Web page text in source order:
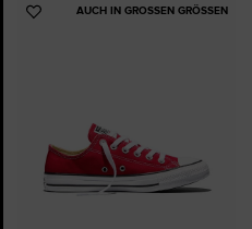
AUCH IN GROSSEN GRÖSSEN
Zu